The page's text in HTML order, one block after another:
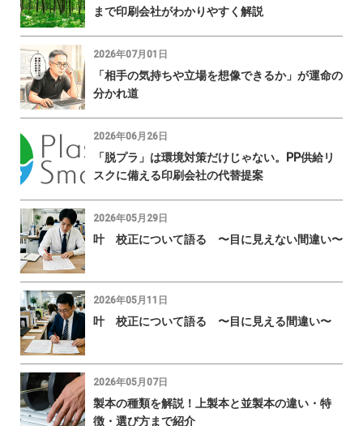
まで印刷会社がわかりやすく解説
2026年07月01日
「相手の気持ちや立場を想像できるか」が運命の
分かれ道
2026年06月26日
「脱プラ」は環境対策だけじゃない。PP供給リ
スクに備える印刷会社の代替提案
2026年05月29日
叶 校正について語る 〜目に見えない間違い〜
2026年05月11日
叶 校正について語る 〜目に見える間違い〜
2026年05月07日
製本の種類を解説！上製本と並製本の違い・特
徴・選び方まで紹介